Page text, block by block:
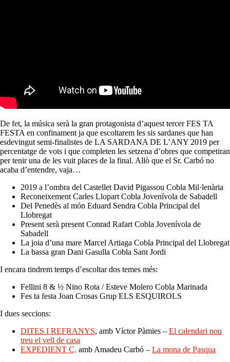
De fet, la música serà la gran protagonista d’aquest tercer FES TA
FESTA en confinament ja que escoltarem les sis sardanes que han
esdevingut semi-finalistes de LA SARDANA DE L’ANY 2019 per
percentatge de vots i que completen les setzena d’obres que competiran
per tenir una de les vuit places de la final. Allò que el Sr. Carbó no
acaba d’entendre, vaja…
2019 a l’ombra del Castellet David Pigassou Cobla Mil·lenària
Reconeixement Carles Llopart Cobla Jovenívola de Sabadell
Del Penedès al món Eduard Sendra Cobla Principal del
Llobregat
Present serà present Conrad Rafart Cobla Jovenívola de
Sabadell
La joia d’una mare Marcel Artiaga Cobla Principal del Llobregat
La bassa gran Dani Gasulla Cobla Sant Jordi
I encara tindrem temps d’escoltar dos temes més:
Fellini 8 & ½ Nino Rota / Esteve Molero Cobla Marinada
Fes ta festa Joan Crosas Grup ELS ESQUIROLS
I dues seccions:
DITES I REFRANYS, amb Víctor Pàmies – El calendari nou
treu el vell de casa
EXPEDIENT C, amb Amadeu Carbó – La mona de Pasqua